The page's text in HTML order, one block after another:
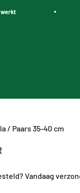
/ Paars 35-40 cm
Vandaag